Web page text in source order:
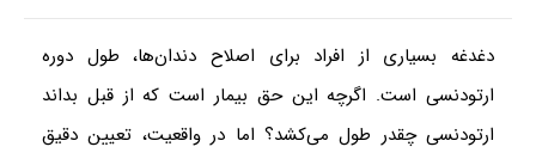
دغدغه بسیاری از افراد برای اصلاح دندان‌ها، طول دوره
ارتودنسی است. اگرچه این حق بیمار است که از قبل بداند
ارتودنسی چقدر طول می‌کشد؟ اما در واقعیت، تعیین دقیق